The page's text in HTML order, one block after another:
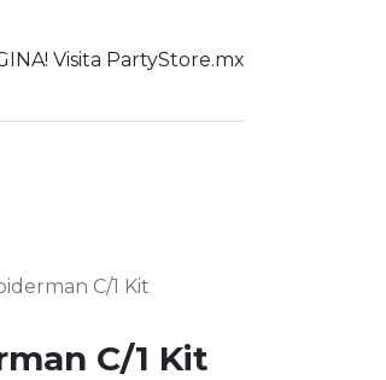
Visita PartyStore.mx
C/1 Kit
C/1 Kit